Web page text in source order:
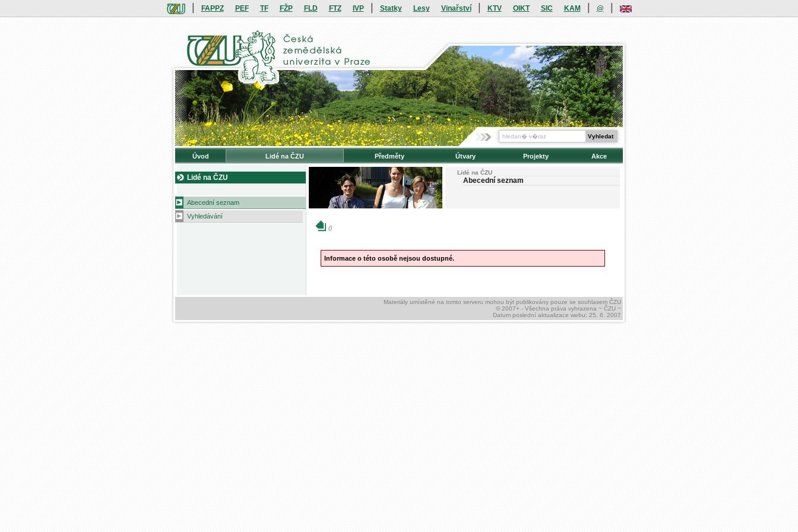
FAPPZ PEF TF FŽP FLD FTZ IVP Statky Lesy Vinařství KTV OIKT SIC KAM @
Úvod Lidé na ČZU Předměty Útvary Projekty Akce
Lidé na ČZU
Abecední seznam
Vyhledávání
Lidé na ČZU
Abecední seznam
()
Informace o této osobě nejsou dostupné.
Materiály umístěné na tomto serveru mohou být publikovány pouze se souhlasem ČZU
© 2007+ - Všechna práva vyhrazena ~ ČZU ~
Datum poslední aktualizace webu: 25. 6. 2007